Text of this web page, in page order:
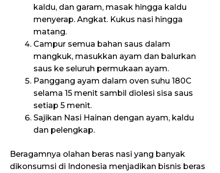
kaldu, dan garam, masak hingga kaldu
menyerap. Angkat. Kukus nasi hingga
matang.
Campur semua bahan saus dalam
mangkuk, masukkan ayam dan balurkan
saus ke seluruh permukaan ayam.
Panggang ayam dalam oven suhu 180C
selama 15 menit sambil diolesi sisa saus
setiap 5 menit.
Sajikan Nasi Hainan dengan ayam, kaldu
dan pelengkap.
Beragamnya olahan beras nasi yang banyak
dikonsumsi di Indonesia menjadikan bisnis beras